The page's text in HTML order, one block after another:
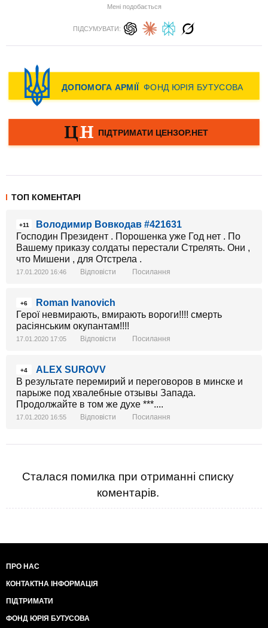
Мені подобається
ПІДСУМУВАТИ:
ТОП КОМЕНТАРІ
+11
Володимир Вовкодав #421631
Господин Президент . Порошенка уже Год нет . По
Вашему приказу солдаты перестали Стрелять. Они ,
что Мишени , для Отстрела .
17.01.2020 16:46 Відповісти Посилання
+6
Roman Ivanovich
Герої невмирають, вмирають вороги!!!! смерть
расіянським окупантам!!!!
17.01.2020 17:05 Відповісти Посилання
+4
ALEX SUROVV
В результате перемирий и переговоров в минске и
парыже под хвалебные отзывы Запада.
Продолжайте в том же духе ***....
17.01.2020 16:55 Відповісти Посилання
Сталася помилка при отриманні списку
коментарів.
ПРО НАС
КОНТАКТНА ІНФОРМАЦІЯ
ПІДТРИМАТИ
ФОНД ЮРІЯ БУТУСОВА